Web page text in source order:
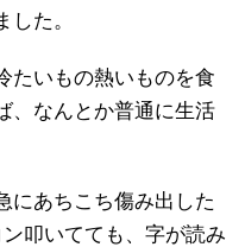
た。
たいもの熱いものを食
、なんとか普通に生活
にあちこち傷み出した
叩いてても、字が読み